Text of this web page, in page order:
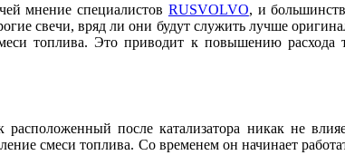
мнение специалистов RUSVOLVO, и
свечи, вряд ли они будут служить лучше
топлива. Это приводит к повышению расхода
после катализатора никак не
смеси топлива. Со временем он начинает